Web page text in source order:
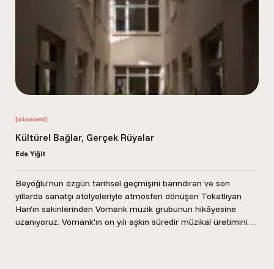
[otonomi]
Kültürel Bağlar, Gerçek Rüyalar
Eda Yiğit
Beyoğlu’nun özgün tarihsel geçmişini barındıran ve son
yıllarda sanatçı atölyeleriyle atmosferi dönüşen Tokatlıyan
Han’ın sakinlerinden Vomank müzik grubunun hikâyesine
uzanıyoruz. Vomank'ın on yılı aşkın süredir müzikal üretimini